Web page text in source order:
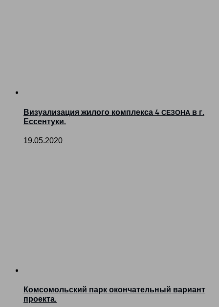
Визуализация жилого комплекса 4 СЕЗОНА в г.
Ессентуки.
19.05.2020
Комсомольский парк окончательный вариант
проекта.